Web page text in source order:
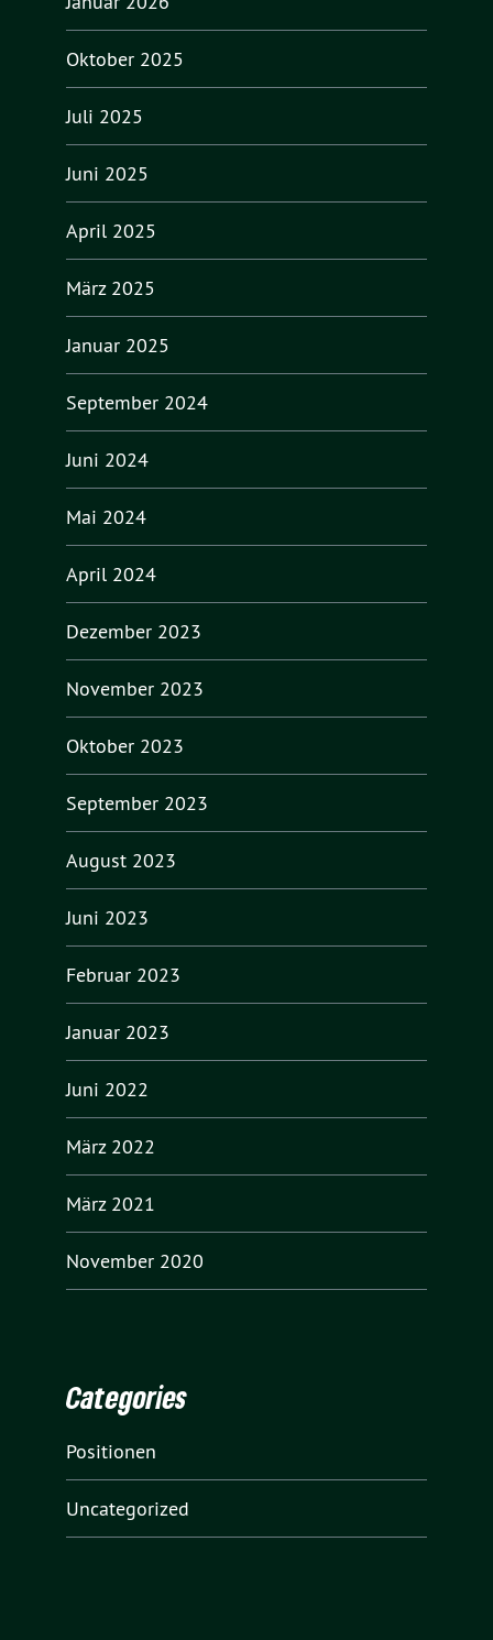
Oktober 2025
Juli 2025
Juni 2025
April 2025
März 2025
Januar 2025
September 2024
Juni 2024
Mai 2024
April 2024
Dezember 2023
November 2023
Oktober 2023
September 2023
August 2023
Juni 2023
Februar 2023
Januar 2023
Juni 2022
März 2022
März 2021
November 2020
Categories
Positionen
Uncategorized